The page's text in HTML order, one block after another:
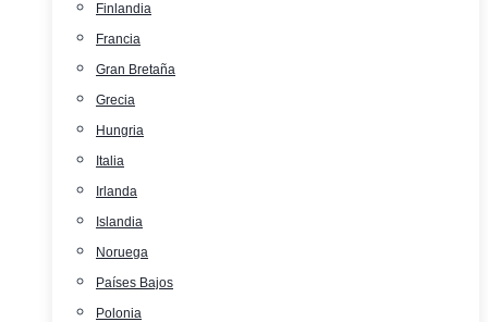
Finlandia
Francia
Gran Bretaña
Grecia
Hungria
Italia
Irlanda
Islandia
Noruega
Países Bajos
Polonia